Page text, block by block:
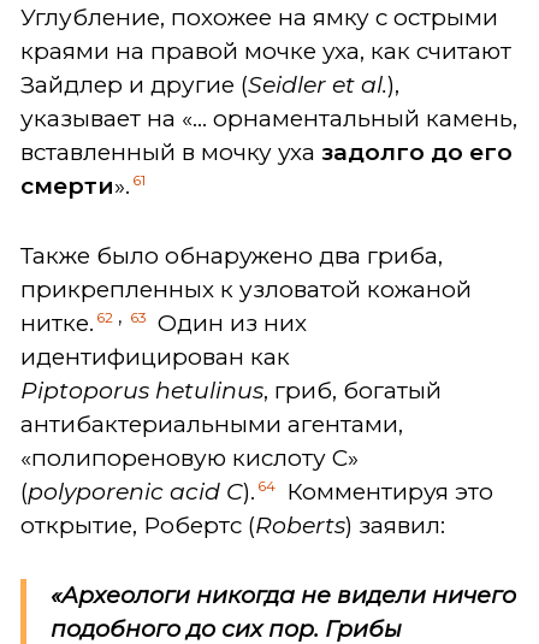
Углубление, похожее на ямку с острыми
краями на правой мочке уха, как считают
Зайдлер и другие (Seidler et al.),
указывает на «... орнаментальный камень,
вставленный в мочку уха задолго до его
смерти». 61
Также было обнаружено два гриба,
прикрепленных к узловатой кожаной
нитке. 62 , 63
Один из них
идентифицирован как
Piptoporus hetulinus, гриб, богатый
антибактериальными агентами,
«полипореновую кислоту C»
(polyporenic acid C). 64
Комментируя это
открытие, Робертс (Roberts) заявил:
«Археологи никогда не видели ничего
подобного до сих пор. Грибы